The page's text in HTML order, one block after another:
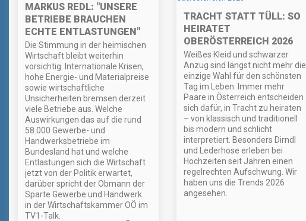
MARKUS REDL: "UNSERE
BETRIEBE BRAUCHEN
ECHTE ENTLASTUNGEN"
Die Stimmung in der heimischen
Wirtschaft bleibt weiterhin
vorsichtig. Internationale Krisen,
hohe Energie- und Materialpreise
sowie wirtschaftliche
Unsicherheiten bremsen derzeit
viele Betriebe aus. Welche
Auswirkungen das auf die rund
58.000 Gewerbe- und
Handwerksbetriebe im
Bundesland hat und welche
Entlastungen sich die Wirtschaft
jetzt von der Politik erwartet,
darüber spricht der Obmann der
Sparte Gewerbe und Handwerk
in der Wirtschaftskammer OÖ im
TV1-Talk.
TRACHT STATT TÜLL: SO
HEIRATET
OBERÖSTERREICH 2026
Weißes Kleid und schwarzer
Anzug sind längst nicht mehr die
einzige Wahl für den schönsten
Tag im Leben. Immer mehr
Paare in Österreich entscheiden
sich dafür, in Tracht zu heiraten
– von klassisch und traditionell
bis modern und schlicht
interpretiert. Besonders Dirndl
und Lederhose erleben bei
Hochzeiten seit Jahren einen
regelrechten Aufschwung. Wir
haben uns die Trends 2026
angesehen.